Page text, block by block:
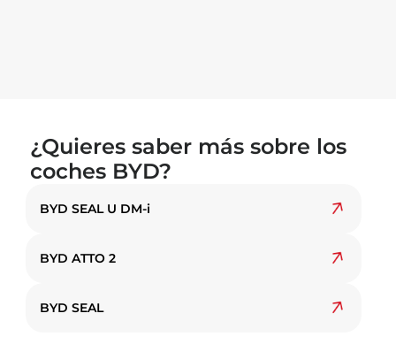
¿Quieres saber más sobre los
coches BYD?
BYD SEAL U DM-i
BYD ATTO 2
BYD SEAL